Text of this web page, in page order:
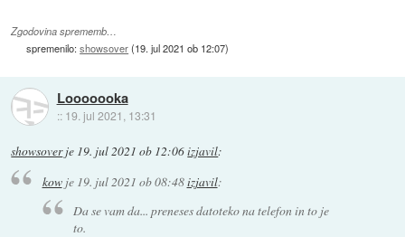
Zgodovina sprememb…
spremenilo:showsover(19. jul 2021 ob 12:07)
Looooooka
:: 19. jul 2021, 13:31
showsoverje 19. jul 2021 ob 12:06izjavil:
kowje 19. jul 2021 ob 08:48izjavil:
Da se vam da... preneses datoteko na telefon in to je
to.